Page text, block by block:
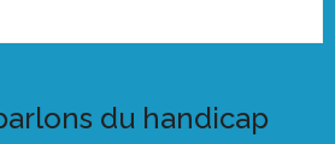
du handicap